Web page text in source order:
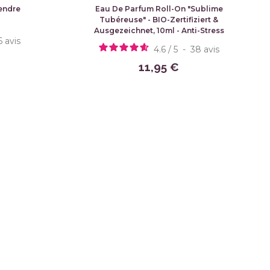
avis
Eau De Parfum Roll-On "Sublime
Tubéreuse" - BIO-Zertifiziert &
Ausgezeichnet, 10ml - Anti-Stress
4.6 / 5 - 38 avis
11,95 €